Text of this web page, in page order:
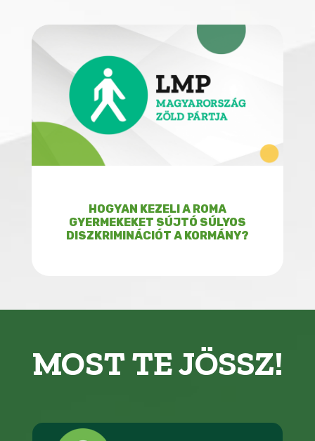
HOGYAN KEZELI A ROMA
GYERMEKEKET SÚJTÓ SÚLYOS
DISZKRIMINÁCIÓT A KORMÁNY?
MOST TE JÖSSZ!